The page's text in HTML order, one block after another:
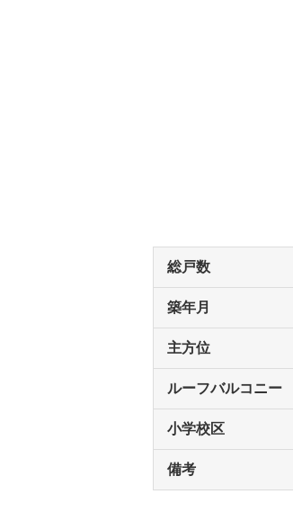
総戸数
築年月
主方位
ルーフバルコニー
小学校区
備考